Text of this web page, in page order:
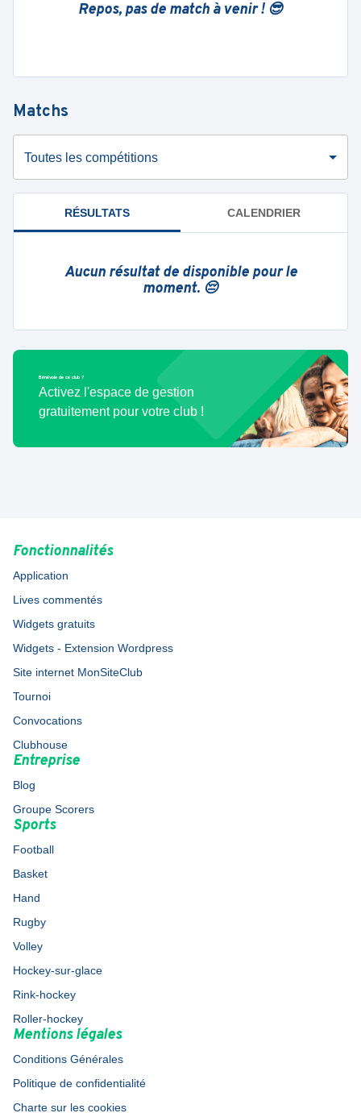
Repos, pas de match à venir ! 😎
Matchs
Toutes les compétitions
RÉSULTATS CALENDRIER
Aucun résultat de disponible pour le
moment. 😔
Bénévole de ce club ?
Activez l'espace de gestion
gratuitement pour votre club !
Fonctionnalités
Application
Lives commentés
Widgets gratuits
Widgets - Extension Wordpress
Site internet MonSiteClub
Tournoi
Convocations
Clubhouse
Entreprise
Blog
Groupe Scorers
Sports
Football
Basket
Hand
Rugby
Volley
Hockey-sur-glace
Rink-hockey
Roller-hockey
Mentions légales
Conditions Générales
Politique de confidentialité
Charte sur les cookies